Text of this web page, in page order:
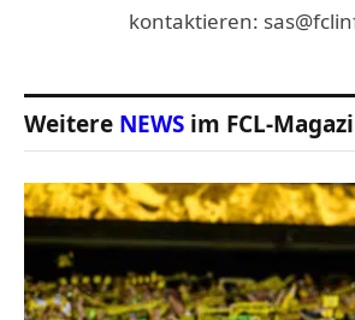
kontaktieren:
Weitere NEWS im FCL-